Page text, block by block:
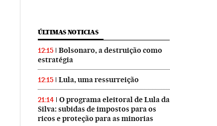
ÚLTIMAS NOTICIAS
12:15
Bolsonaro, a destruição como
estratégia
12:15 Lula, uma ressurreição
21:14
O programa eleitoral de Lula da
Silva: subidas de impostos para os
ricos e proteção para as minorias